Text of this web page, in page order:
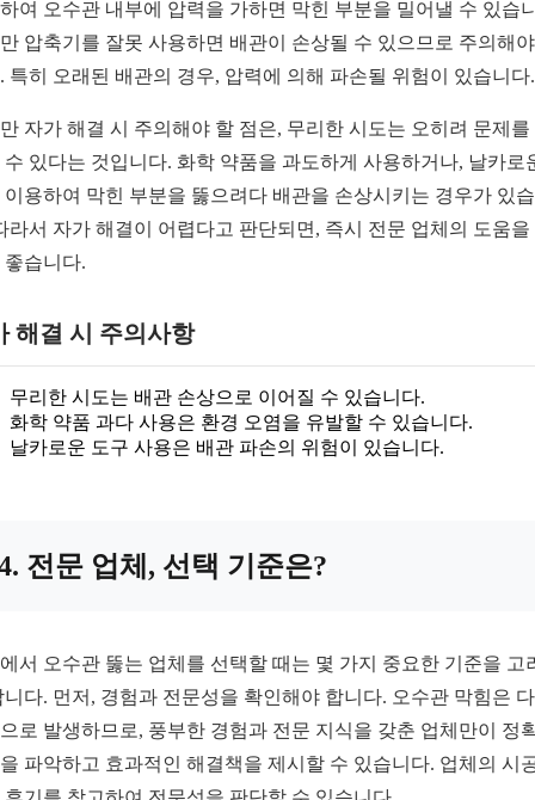
여 오수관 내부에 압력을 가하면 막힌 부분을 밀어낼 수 있습
압축기를 잘못 사용하면 배관이 손상될 수 있으므로 주의해
특히 오래된 배관의 경우, 압력에 의해 파손될 위험이 있습니다.
자가 해결 시 주의해야 할 점은, 무리한 시도는 오히려 문제를
수 있다는 것입니다. 화학 약품을 과도하게 사용하거나, 날카로
이용하여 막힌 부분을 뚫으려다 배관을 손상시키는 경우가 있
라서 자가 해결이 어렵다고 판단되면, 즉시 전문 업체의 도움을
좋습니다.
해결 시 주의사항
무리한 시도는 배관 손상으로 이어질 수 있습니다.
화학 약품 과다 사용은 환경 오염을 유발할 수 있습니다.
날카로운 도구 사용은 배관 파손의 위험이 있습니다.
전문 업체, 선택 기준은?
서 오수관 뚫는 업체를 선택할 때는 몇 가지 중요한 기준을 고
니다. 먼저, 경험과 전문성을 확인해야 합니다. 오수관 막힘은
로 발생하므로, 풍부한 경험과 전문 지식을 갖춘 업체만이 정
파악하고 효과적인 해결책을 제시할 수 있습니다. 업체의 시